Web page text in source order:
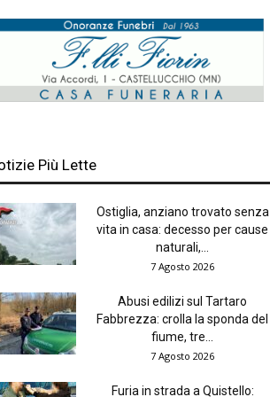
Più Lette
Ostiglia, anziano trovato senza
vita in casa: decesso per cause
naturali,...
7 Agosto 2026
Abusi edilizi sul Tartaro
Fabbrezza: crolla la sponda del
fiume, tre...
7 Agosto 2026
Furia in strada a Quistello: